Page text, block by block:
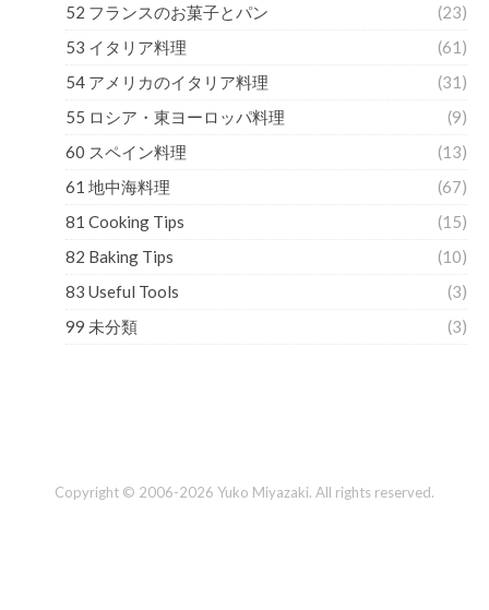
52 フランスのお菓子とパン
(23)
53 イタリア料理
(61)
54 アメリカのイタリア料理
(31)
55 ロシア・東ヨーロッパ料理
(9)
60 スペイン料理
(13)
61 地中海料理
(67)
81 Cooking Tips
(15)
82 Baking Tips
(10)
83 Useful Tools
(3)
99 未分類
(3)
Copyright © 2006-2026 Yuko Miyazaki. All rights reserved.